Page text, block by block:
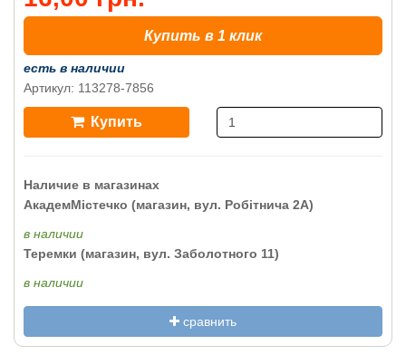
Купить в 1 клик
есть в наличии
Артикул: 113278-7856
Купить
Наличие в магазинах
АкадемМістечко (магазин, вул. Робітнича 2А)
в наличии
Теремки (магазин, вул. Заболотного 11)
в наличии
сравнить